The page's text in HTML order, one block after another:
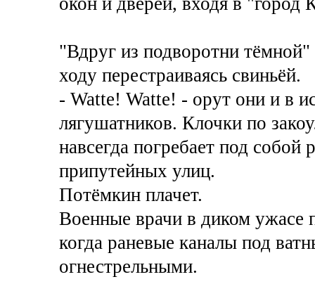
"Вдруг из подворотни
ходу перестраиваясь свиньёй.
- Watte! Watte! - орут они и в
лягушатников. Клочки по
навсегда погребает под
припутейных улиц.
Потёмкин плачет.
Военные врачи в диком ужасе
когда раневые каналы под
огнестрельными.